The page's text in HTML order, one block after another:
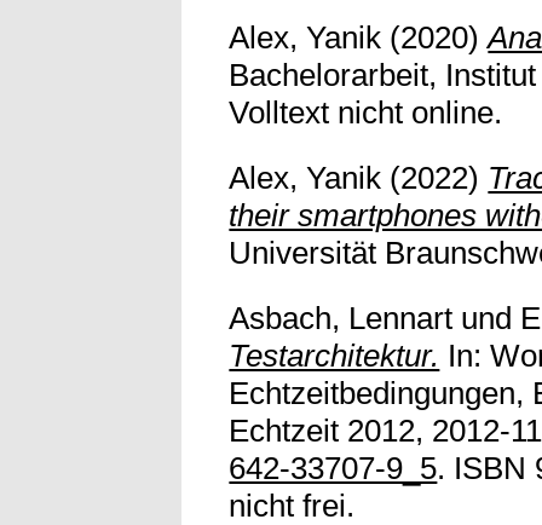
Alex, Yanik (2020)
Bachelorarbeit,
Volltext nicht online.
Alex, Yanik (2022)
their smartphones
Universität
Asbach, Lennart und
Testarchitektur. In:
Echtzeitbedingungen,
Echtzeit 2012, 2012-
642-33707-9_5. ISBN
nicht frei.